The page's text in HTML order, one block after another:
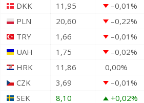
DKK
11,95 –0,01%
PLN
20,60 –0,22%
TRY
1,66 –0,01%
UAH
1,75 –0,02%
HRK
11,86 0,00%
CZK
3,69 –0,01%
SEK
8,10 +0,02%